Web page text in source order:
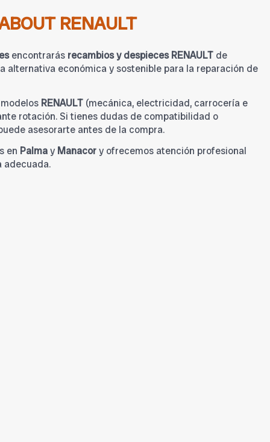
RENAULT
encontrarás recambios y despieces RENAULT de
alternativa económica y sostenible para la reparación de
RENAULT (mecánica, electricidad, carrocería e
rotación. Si tienes dudas de compatibilidad o
asesorarte antes de la compra.
en Palmay Manacory ofrecemos atención profesional
adecuada.